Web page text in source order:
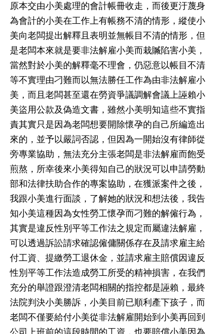
原本交由小美處理的會計帳冊收走，而後更汙蔑身
為會計的小美在工作上有帳務不清的情形，縱使小
美向老闆提出解釋且表明並無帳目不清的情形，但
是老闆本來就是要非法解雇小美而栽贓陷害小美，
當然對於小美的解釋毫不理會，仍惡意以帳目不清
等不實理由刁難而以無法勝任工作為由非法解雇小
美，而且老闆甚至還在勞資爭議調解會議上誣賴小
美盜用公款及偽造文書，雖然小美明知這些不實指
責其實只是因為老闆想要開除懷孕的自己所編造出
來的，並予以嚴詞否認，但因為一開始沒有律師從
旁專業協助，無法充分主張老闆是非法解雇而飽受
煎熬，所幸後來小美得知自己的狀況可以申請勞動
部和法律扶助合作的專案協助，在獲派案件之後，
我跟小美進行面談，了解她的狀況和想法後，我告
知小美這種因為女性勞工懷孕而刁難的解僱行為，
其實是違反性別平等工作法之規定而屬違法解雇，
可以透過訴訟請求確認僱傭關係存在及請求雇主給
付工資、提繳勞工退休金，並請求雇主賠償因違反
性別平等工作法造成勞工所受的精神損害，在我們
充分的舉證跟澄清老闆相關的指控都是誣賴，最終
法院判決小美勝訴，小美目前已順利產下孩子，而
老闆不僅要給付小美從非法解雇開始到小美再回到
公司上班前的這段時間的工資，也要賠償小美因為